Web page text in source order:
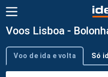
Voos Lisboa -
Tipo de viagem
Voo de ida e volta Só